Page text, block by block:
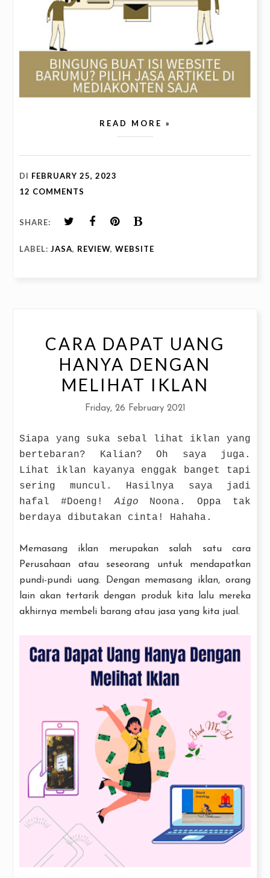
READ MORE »
DI FEBRUARY 25, 2023
12 COMMENTS
SHARE:
LABEL: JASA, REVIEW, WEBSITE
CARA DAPAT UANG
HANYA DENGAN
MELIHAT IKLAN
Friday, 26 February 2021
Siapa yang suka sebal lihat iklan yang
bertebaran? Kalian? Oh saya juga.
Lihat iklan kayanya enggak banget tapi
sering muncul. Hasilnya saya jadi
hafal #Doeng!Aigo Noona. Oppa tak
berdaya dibutakan cinta! Hahaha.
Memasang iklan merupakan salah satu cara
Perusahaan atau seseorang untuk mendapatkan
pundi-pundi uang. Dengan memasang iklan, orang
lain akan tertarik dengan produk kita lalu mereka
akhirnya membeli barang atau jasa yang kita jual.